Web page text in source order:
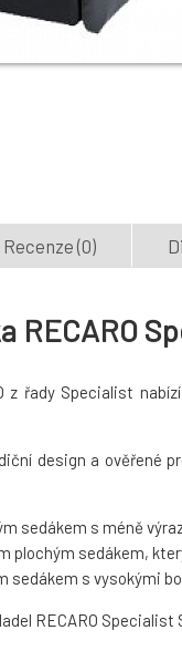
Recenze (0)
RECARO
z řady Specialist
design a ověřené
sedákem s méně
plochým sedákem,
sedákem s vysokými
RECARO